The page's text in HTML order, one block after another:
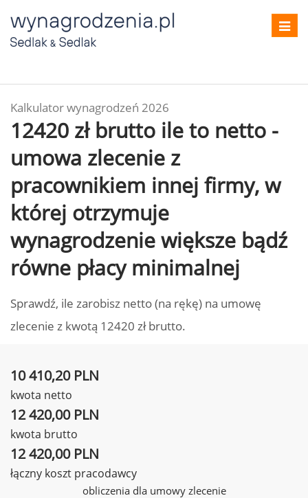
Kalkulator wynagrodzeń 2026
12420 zł brutto ile to netto -
umowa zlecenie z
pracownikiem innej firmy, w
której otrzymuje
wynagrodzenie większe bądź
równe płacy minimalnej
Sprawdź, ile zarobisz netto (na rękę) na umowę
zlecenie z kwotą 12420 zł brutto.
10 410,20 PLN
kwota netto
12 420,00 PLN
kwota brutto
12 420,00 PLN
łączny koszt pracodawcy
obliczenia dla umowy zlecenie